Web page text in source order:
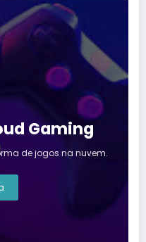
Gaming
de jogos na nuvem.